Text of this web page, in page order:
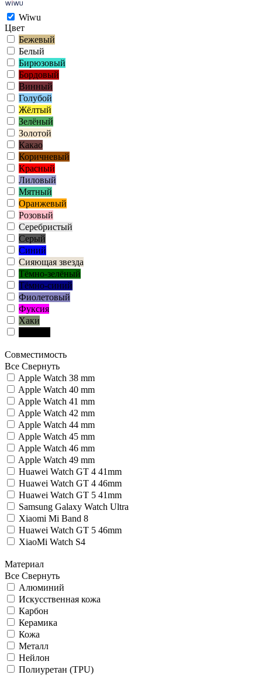
Wiwu
Цвет
Бежевый
Белый
Бирюзовый
Бордовый
Винный
Голубой
Жёлтый
Зелёный
Золотой
Какао
Коричневый
Красный
Лиловый
Мятный
Оранжевый
Розовый
Серебристый
Серый
Синий
Сияющая звезда
Тёмно-зелёный
Тёмно-синий
Фиолетовый
Фуксия
Хаки
Совместимость
Все Свернуть
Apple Watch 38 mm
Apple Watch 40 mm
Apple Watch 41 mm
Apple Watch 42 mm
Apple Watch 44 mm
Apple Watch 45 mm
Apple Watch 46 mm
Apple Watch 49 mm
Huawei Watch GT 4 41mm
Huawei Watch GT 4 46mm
Huawei Watch GT 5 41mm
Samsung Galaxy Watch Ultra
Xiaomi Mi Band 8
Huawei Watch GT 5 46mm
XiaoMi Watch S4
Материал
Все Свернуть
Алюминий
Искусственная кожа
Карбон
Керамика
Кожа
Металл
Нейлон
Полиуретан (TPU)